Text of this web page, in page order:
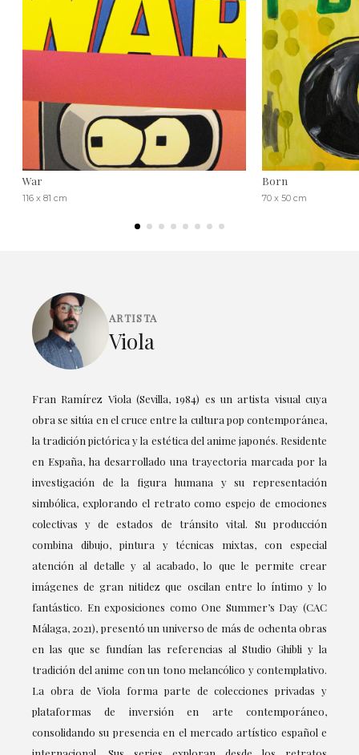
War
116 x 81 cm
Born
70 x 50 cm
ARTISTA
Viola
Fran Ramírez Viola (Sevilla, 1984) es un artista visual cuya
obra se sitúa en el cruce entre la cultura pop contemporánea,
la tradición pictórica y la estética del anime japonés. Residente
en España, ha desarrollado una trayectoria marcada por la
investigación de la figura humana y su representación
simbólica, explorando el retrato como espejo de emociones
colectivas y de estados de tránsito vital. Su producción
combina dibujo, pintura y técnicas mixtas, con especial
atención al detalle y al acabado, lo que le permite crear
imágenes de gran nitidez que oscilan entre lo íntimo y lo
fantástico. En exposiciones como One Summer’s Day (CAC
Málaga, 2021), presentó un universo de más de ochenta obras
en las que se fundían las referencias al Studio Ghibli y la
tradición del anime con un tono melancólico y contemplativo.
La obra de Viola forma parte de colecciones privadas y
plataformas de inversión en arte contemporáneo,
consolidando su presencia en el mercado artístico español e